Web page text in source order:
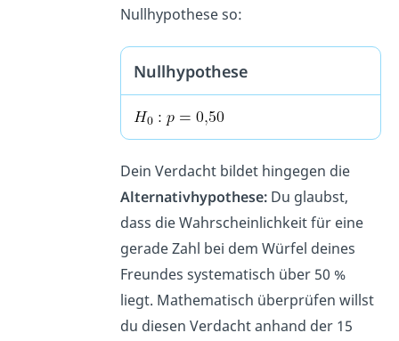
Nullhypothese so:
Nullhypothese
Dein Verdacht bildet hingegen die
Alternativhypothese:Du glaubst,
dass die Wahrscheinlichkeit für eine
gerade Zahl bei dem Würfel deines
Freundes systematisch über 50 %
liegt. Mathematisch überprüfen willst
du diesen Verdacht anhand der 15